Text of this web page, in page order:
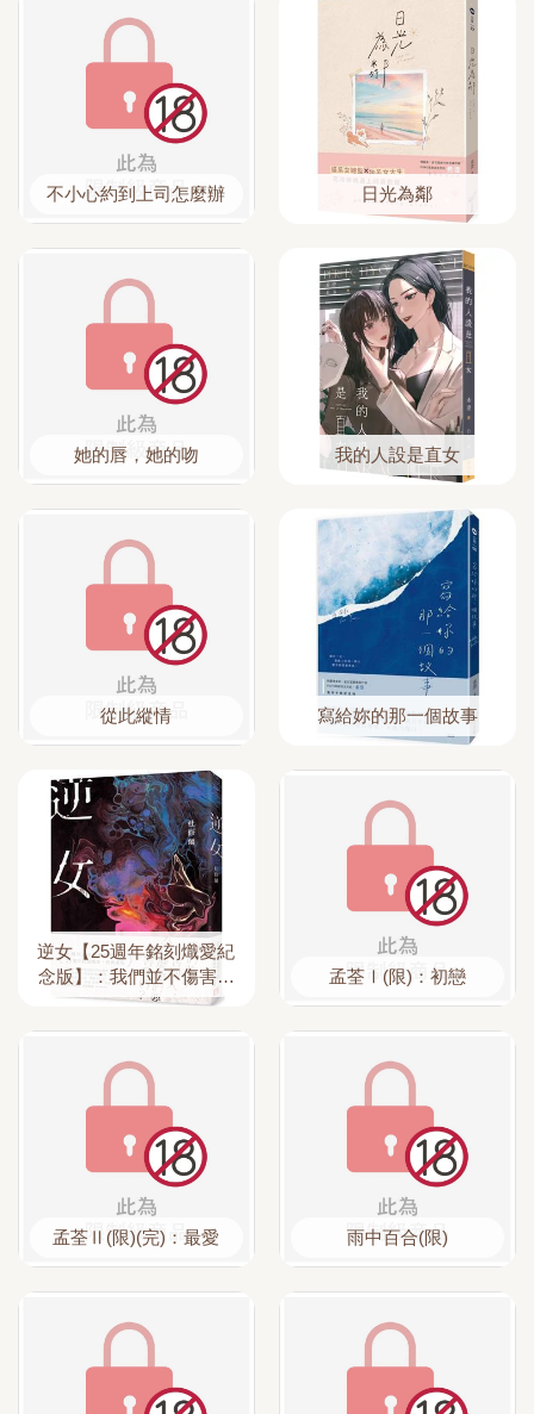
不小心約到上司怎麼辦 日光為鄰
她的唇，她的吻 我的人設是直女
從此縱情 寫給妳的那一個故事
逆女【25週年銘刻熾愛紀
念版】：我們並不傷害別
人，為什麼他們要傷害我
孟荃Ⅰ(限)：初戀
孟荃Ⅱ(限)(完)：最愛 雨中百合(限)